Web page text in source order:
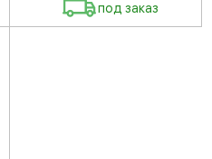
под заказ